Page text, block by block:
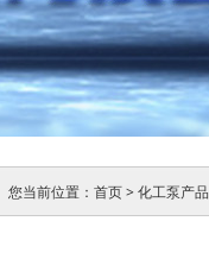
您当前位置： 首页>化工泵产品